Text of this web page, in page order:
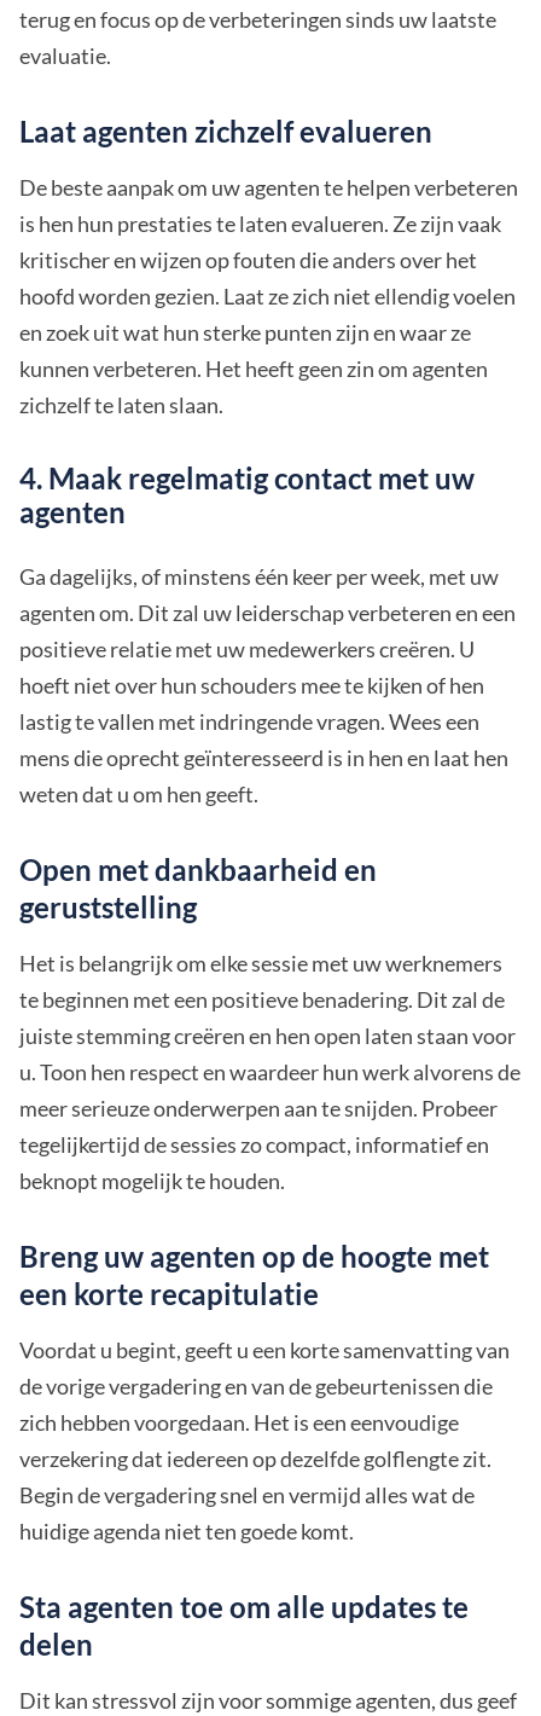
terug en focus op de verbeteringen sinds uw laatste
evaluatie.
Laat agenten zichzelf evalueren
De beste aanpak om uw agenten te helpen verbeteren
is hen hun prestaties te laten evalueren. Ze zijn vaak
kritischer en wijzen op fouten die anders over het
hoofd worden gezien. Laat ze zich niet ellendig voelen
en zoek uit wat hun sterke punten zijn en waar ze
kunnen verbeteren. Het heeft geen zin om agenten
zichzelf te laten slaan.
4. Maak regelmatig contact met uw
agenten
Ga dagelijks, of minstens één keer per week, met uw
agenten om. Dit zal uw leiderschap verbeteren en een
positieve relatie met uw medewerkers creëren. U
hoeft niet over hun schouders mee te kijken of hen
lastig te vallen met indringende vragen. Wees een
mens die oprecht geïnteresseerd is in hen en laat hen
weten dat u om hen geeft.
Open met dankbaarheid en
geruststelling
Het is belangrijk om elke sessie met uw werknemers
te beginnen met een positieve benadering. Dit zal de
juiste stemming creëren en hen open laten staan voor
u. Toon hen respect en waardeer hun werk alvorens de
meer serieuze onderwerpen aan te snijden. Probeer
tegelijkertijd de sessies zo compact, informatief en
beknopt mogelijk te houden.
Breng uw agenten op de hoogte met
een korte recapitulatie
Voordat u begint, geeft u een korte samenvatting van
de vorige vergadering en van de gebeurtenissen die
zich hebben voorgedaan. Het is een eenvoudige
verzekering dat iedereen op dezelfde golflengte zit.
Begin de vergadering snel en vermijd alles wat de
huidige agenda niet ten goede komt.
Sta agenten toe om alle updates te
delen
Dit kan stressvol zijn voor sommige agenten, dus geef